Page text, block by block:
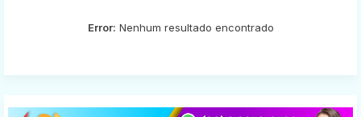
Error: Nenhum resultado encontrado